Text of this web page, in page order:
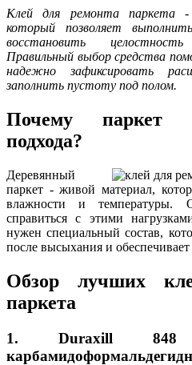
Клей для ремонта паркета -
который позволяет
восстановить
Правильный выбор средства
надежно зафиксировать
заполнить пустоту под полом.
Почему паркет
подхода?
Деревянный
паркет - живой материал,
влажности и
справиться с этими
нужен специальный состав,
после высыхания и
Обзор лучших
паркета
1. Duraxill